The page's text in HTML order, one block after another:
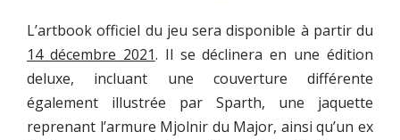
L’artbook officiel du jeu sera disponible à partir du
14 décembre 2021. Il se déclinera en une édition
deluxe, incluant une couverture différente
également illustrée par Sparth, une jaquette
reprenant l’armure Mjolnir du Major, ainsi qu’un ex